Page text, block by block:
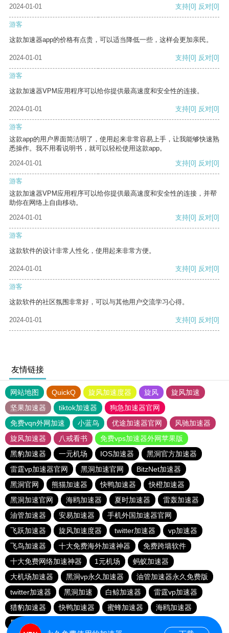
2024-01-01
支持[0] 反对[0]
游客
这款加速器app的价格有点贵，可以适当降低一些，这样会更加亲民。
2024-01-01 支持[0] 反对[0]
游客
这款加速器VPM应用程序可以给你提供最高速度和安全性的连接。
2024-01-01 支持[0] 反对[0]
游客
这款app的用户界面简洁明了，使用起来非常容易上手，让我能够快速熟
悉操作。我不用看说明书，就可以轻松使用这款app。
2024-01-01
支持[0] 反对[0]
游客
这款加速器VPM应用程序可以给你提供最高速度和安全性的连接，并帮
助你在网络上自由移动。
2024-01-01
支持[0] 反对[0]
游客
这款软件的设计非常人性化，使用起来非常方便。
2024-01-01 支持[0] 反对[0]
游客
这款软件的社区氛围非常好，可以与其他用户交流学习心得。
2024-01-01 支持[0] 反对[0]
友情链接
网站地图 QuickQ 旋风加速度器 旋风
旋风加速
坚果加速器
tiktok加速器
狗急加速器官网
免费vqn外网加速
小蓝鸟 优途加速器官网
风驰加速器
旋风加速器
八戒看书
免费vps加速器外网苹果版
黑豹加速器
一元机场 IOS加速器
黑洞官方加速器
雷霆vp加速器官网
黑洞加速官网
BitzNet加速器
黑洞官网
熊猫加速器 快鸭加速器
快橙加速器
黑洞加速官网
海鸥加速器 夏时加速器
雷轰加速器
油管加速器
安易加速器
手机外国加速器官网
飞跃加速器
旋风加速度器 twitter加速器
vp加速器
飞鸟加速器
十大免费海外加速神器
免费跨墙软件
十大免费网络加速神器
1元机场
蚂蚁加速器
大机场加速器
黑洞vp永久加速器
油管加速器永久免费版
twitter加速器
黑洞加速 白鲸加速器
雷霆vp加速器
猎豹加速器
快鸭加速器 蜜蜂加速器
海鸥加速器
黑洞加速官网